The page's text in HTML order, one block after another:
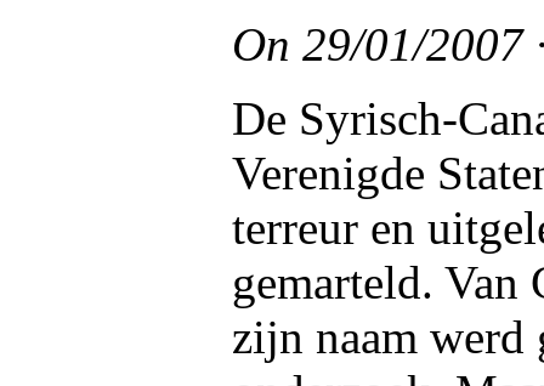
On 29/01/2007
De Syrisch-
Verenigde
terreur en
gemarteld. Van
zijn naam werd